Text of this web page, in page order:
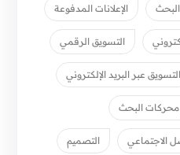
الإعلانات المدفوعة
التسويق الرقمي
التسويق عبر البريد الإلكتروني
محركات البحث
الاجتماعي التصميم